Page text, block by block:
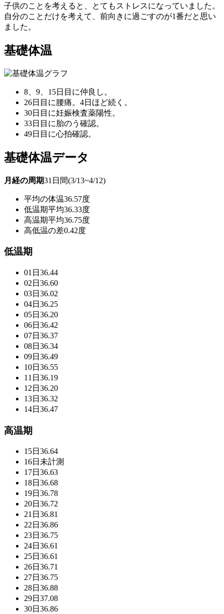
子供のことを考えると、とてもストレスになっていました。
自分のことだけを考えて、前向きに過ごすのが1番だと思い
ました。
基礎体温
8、9、15日目に仲良し。
26日目に腰痛。4日ほど続く。
30日目に妊娠検査薬陽性。
33日目に胎のう確認。
49日目に心拍確認。
基礎体温データ
月経の周期31日間(3/13~4/12)
平均の体温36.57度
低温期平均36.33度
高温期平均36.75度
高低温の差0.42度
低温期
01日 36.44
02日 36.60
03日 36.02
04日 36.25
05日 36.20
06日 36.42
07日 36.37
08日 36.34
09日 36.49
10日 36.55
11日 36.19
12日 36.20
13日 36.32
14日 36.47
高温期
15日 36.64
16日 未計測
17日 36.63
18日 36.68
19日 36.78
20日 36.72
21日 36.81
22日 36.86
23日 36.75
24日 36.61
25日 36.61
26日 36.71
27日 36.75
28日 36.88
29日 37.08
30日 36.86